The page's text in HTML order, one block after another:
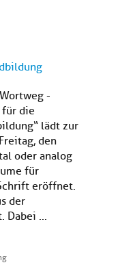
-
für die
lädt zur
den
oder analog
für
eröffnet.
der
Dabei ...